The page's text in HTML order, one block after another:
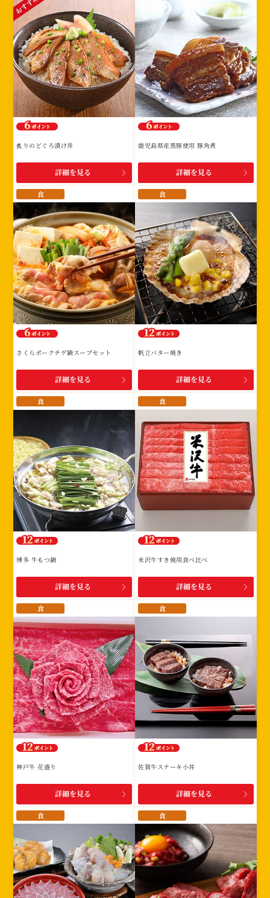
炙りのどぐろ漬け丼
詳細を見る
鹿児島県産黒豚使用 豚角煮
詳細を見る
食
さくらポークチゲ鍋スープセット
詳細を見る
食
帆立バター焼き
詳細を見る
食
博多 牛もつ鍋
詳細を見る
食
米沢牛すき焼用食べ比べ
詳細を見る
食
神戸牛 花盛り
詳細を見る
食
佐賀牛ステーキ小丼
詳細を見る
食 食